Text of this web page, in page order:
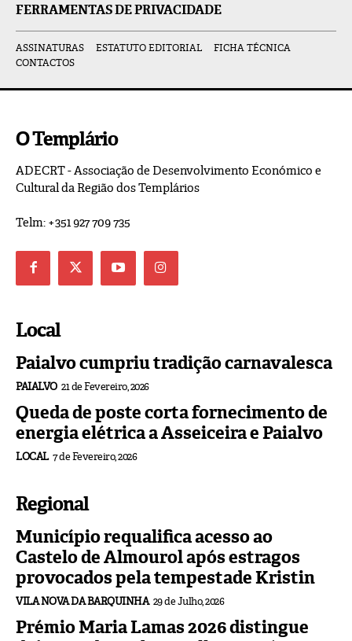
FERRAMENTAS DE PRIVACIDADE
ASSINATURAS ESTATUTO EDITORIAL
FICHA TÉCNICA
CONTACTOS
O Templário
ADECRT - Associação de Desenvolvimento Económico e
Cultural da Região dos Templários
Telm: +351 927 709 735
Local
Paialvo cumpriu tradição carnavalesca
PAIALVO 21 de Fevereiro, 2026
Queda de poste corta fornecimento de
energia elétrica a Asseiceira e Paialvo
LOCAL 7 de Fevereiro, 2026
Regional
Município requalifica acesso ao
Castelo de Almourol após estragos
provocados pela tempestade Kristin
VILA NOVA DA BARQUINHA 29 de Julho, 2026
Prémio Maria Lamas 2026 distingue